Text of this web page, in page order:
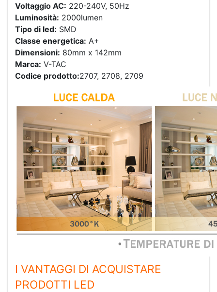
Voltaggio AC: 220-240V, 50Hz
Luminosità: 2000lumen
Tipo di led: SMD
Classe energetica: A+
Dimensioni: 80mm x 142mm
Marca: V-TAC
Codice prodotto:2707, 2708, 2709
I VANTAGGI DI ACQUISTARE
PRODOTTI LED